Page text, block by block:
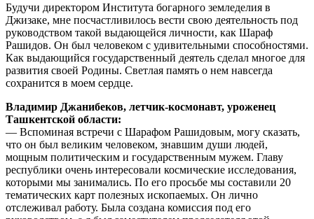
Будучи директором Института богарного земледелия в
Джизаке, мне посчастливилось вести свою деятельность под
руководством такой выдающейся личности, как Шараф
Рашидов. Он был человеком с удивительными способностями.
Как выдающийся государственный деятель сделал многое для
развития своей Родины. Светлая память о нем навсегда
сохранится в моем сердце.
Владимир Джанибеков, летчик-космонавт, уроженец
Ташкентской области:
— Вспоминая встречи с Шарафом Рашидовым, могу сказать,
что он был великим человеком, знавшим души людей,
мощным политическим и государственным мужем. Главу
республики очень интересовали космические исследования,
которыми мы занимались. По его просьбе мы составили 20
тематических карт полезных ископаемых. Он лично
отслеживал работу. Была создана комиссия под его